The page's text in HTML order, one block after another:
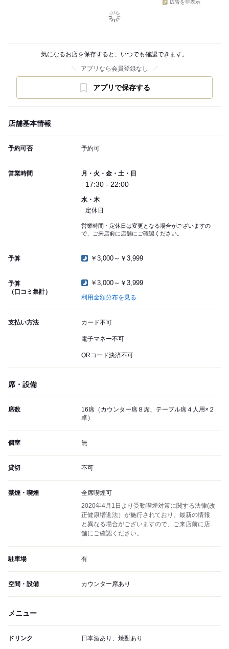
広告を非表示
気になるお店を保存すると、いつでも確認できます。
アプリなら会員登録なし
アプリで保存する
店舗基本情報
予約可否 予約可
営業時間 月・火・金・土・日
17:30 - 22:00
水・木
定休日
営業時間・定休日は変更となる場合がございますの
で、ご来店前に店舗にご確認ください。
予算 ￥3,000～￥3,999
予算
（口コミ集計）
￥3,000～￥3,999
利用金額分布を見る
支払い方法 カード不可
電子マネー不可
QRコード決済不可
席・設備
席数
16席（カウンター席８席、テーブル席４人用×２
卓）
個室 無
貸切 不可
禁煙・喫煙
全席喫煙可
2020年4月1日より受動喫煙対策に関する法律(改
正健康増進法）が施行されており、最新の情報
と異なる場合がございますので、ご来店前に店
舗にご確認ください。
駐車場 有
空間・設備 カウンター席あり
メニュー
ドリンク 日本酒あり、焼酎あり